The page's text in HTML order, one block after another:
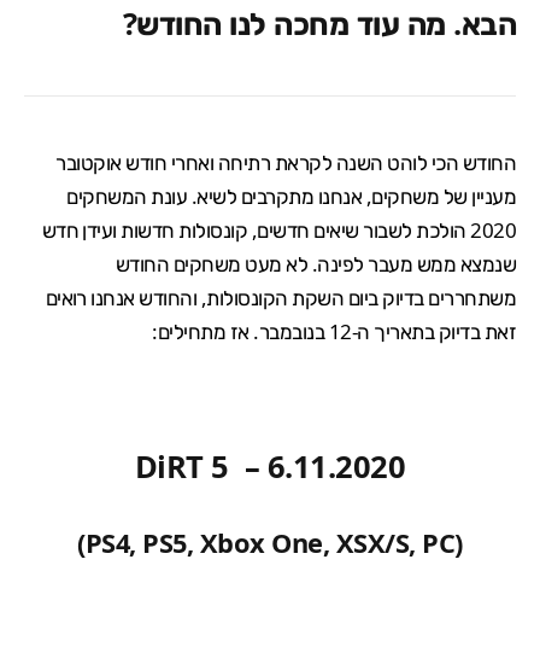
הבא. מה עוד מחכה לנו החודש?
החודש הכי לוהט השנה לקראת רתיחה ואחרי חודש אוקטובר
מעניין של משחקים, אנחנו מתקרבים לשיא. עונת המשחקים
2020הולכת לשבור שיאים חדשים, קונסולות חדשות ועידן חדש
שנמצא ממש מעבר לפינה. לא מעט משחקים החודש
משתחררים בדיוק ביום השקת הקונסולות, והחודש אנחנו רואים
זאת בדיוק בתאריך ה-12 בנובמבר. אז מתחילים:
DiRT 5 – 6.11.2020
(PS4, PS5, Xbox One, XSX/S, PC)